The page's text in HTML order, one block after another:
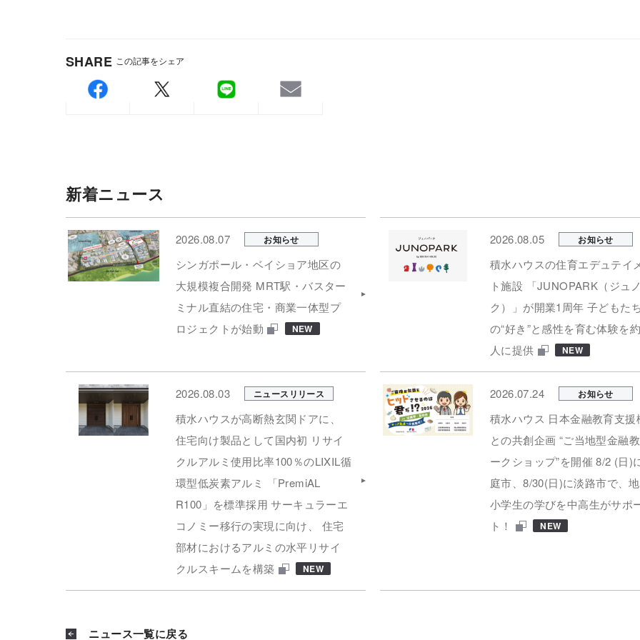
SHARE この記事をシェア
新着ニュース
2026.08.07 お知らせ
シンガポール・ベイショア地区の
大規模複合開発 MRT駅・バスター
ミナル直結の住宅・商業一体型プ
ロジェクトが始動
NEW
2026.08.05 お知らせ
積水ハウスの住育エデュテイ
ト施設 「JUNOPARK（ジュ
ク）」が開業1周年 子どもたち
の“好き”と感性を育む体験を
人に提供
NEW
2026.08.03 ニュースリリース
積水ハウスが高断熱玄関ドアに、
住宅向け製品として国内初 リサイ
クルアルミ使用比率100％のLIXIL循
環型低炭素アルミ 「PremiAL
R100」を標準採用 サーキュラーエ
コノミー移行の実現に向け、 住宅
部材におけるアルミの水平リサイ
クルスキームを構築
NEW
2026.07.24 お知らせ
積水ハウス 日本金融教育支援
との共創企画 “ご当地型金融
ークショップ”を開催 8/2 (日)
庭市、8/30(日)に淡路市で、
小学生の学びを中高生がサポ
ト！
NEW
ニュース一覧に戻る